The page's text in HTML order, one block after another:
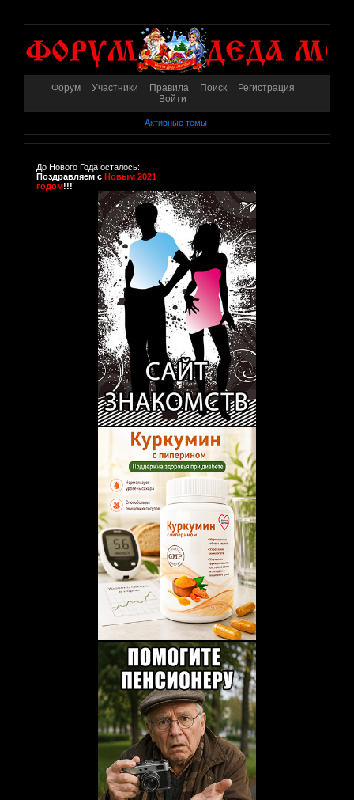
Форум Участники Правила Поиск
Регистрация
Войти
Активные темы
До Нового Года осталось:
Поздравляем с Новым 2021
годом!!!